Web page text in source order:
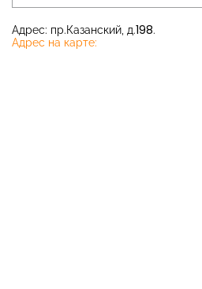
Адрес: пр.Казанский, д.198.
Адрес на карте: